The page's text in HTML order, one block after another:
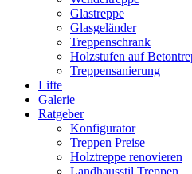
Glastreppe
Glasgeländer
Treppenschrank
Holzstufen auf
Treppensanierung
Lifte
Galerie
Ratgeber
Konfigurator
Treppen Preise
Holztreppe renovieren
Landhausstil Treppen